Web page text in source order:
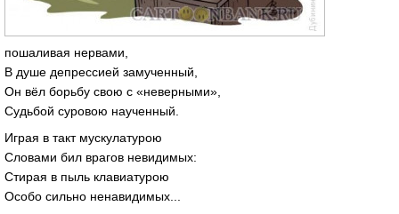
пошаливая нервами,
В душе депрессией замученный,
Он вёл борьбу свою с «неверными»,
Судьбой суровою наученный.
Играя в такт мускулатурою
Словами бил врагов невидимых:
Стирая в пыль клавиатурою
Особо сильно ненавидимых...